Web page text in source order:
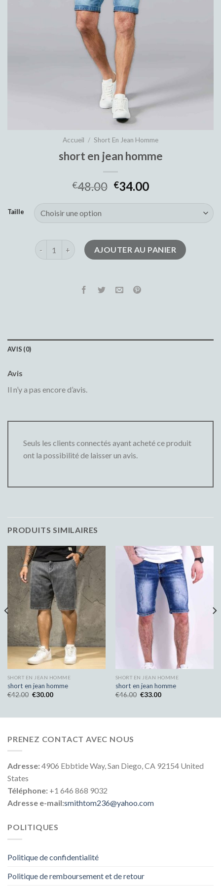
Accueil / Short En Jean Homme
short en jean homme
€48.00 €34.00
Taille
quantité de short en jean homme
AJOUTER AU PANIER
AVIS (0)
Avis
Il n’y a pas encore d’avis.
Seuls les clients connectés ayant acheté ce produit
ont la possibilité de laisser un avis.
PRODUITS SIMILAIRES
SHORT EN JEAN HOMME
short en jean homme
€42.00 €30.00
SHORT EN JEAN HOMME
short en jean homme
€46.00 €33.00
PRENEZ CONTACT AVEC NOUS
Adresse:4906 Ebbtide Way, San Diego, CA 92154 United
States
Téléphone: +1 646 868 9032
Adresse e-mail:smithtom236@yahoo.com
POLITIQUES
Politique de confidentialité
Politique de remboursement et de retour